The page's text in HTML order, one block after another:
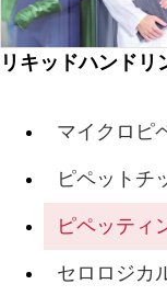
リキッドハンドリ
マイクロピ
ピペットチ
ピペッティ
セロロジカ